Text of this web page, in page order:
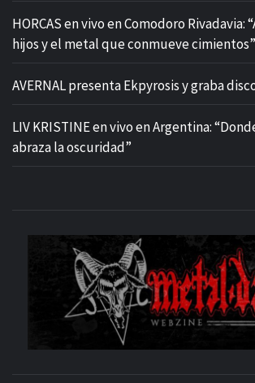
HORCAS en vivo en Comodoro Rivadavia:
hijos y el metal que conmueve cimientos”
AVERNAL presenta Ekpyrosis y graba
LIV KRISTINE en vivo en Argentina:
abraza la oscuridad”